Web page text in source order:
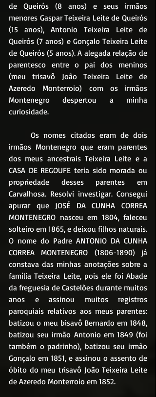
de Queirós (8 anos) e seus irmãos
menores Gaspar Teixeira Leite de Queirós
(15 anos), Antonio Teixeira Leite de
Queirós (7 anos) e Gonçalo Teixeira Leite
de Queirós (5 anos). A alegada relação de
parentesco entre o pai dos meninos
(meu trisavô João Teixeira Leite de
Azeredo Monterroio) com os irmãos
Montenegro despertou a minha
curiosidade.
	Os nomes citados eram de dois
irmãos Montenegro que eram parentes
dos meus ancestrais Teixeira Leite e a
CASA DE REGOUFE teria sido morada ou
propriedade desses parentes em
Carvalhosa. Resolvi investigar. Consegui
apurar que JOSÉ DA CUNHA CORREA
MONTENEGRO nasceu em 1804, faleceu
solteiro em 1865, e deixou filhos naturais.
O nome do Padre ANTONIO DA CUNHA
CORREA MONTENEGRO (1806-1890) já
constava das minhas anotações sobre a
família Teixeira Leite, pois ele foi Abade
da freguesia de Castelões durante muitos
anos e assinou muitos registros
paroquiais relativos aos meus parentes:
batizou o meu bisavô Bernardo em 1848,
batizou seu irmão Antonio em 1849 (foi
também o padrinho), batizou seu irmão
Gonçalo em 1851, e assinou o assento de
óbito do meu trisavô João Teixeira Leite
de Azeredo Monterroio em 1852.